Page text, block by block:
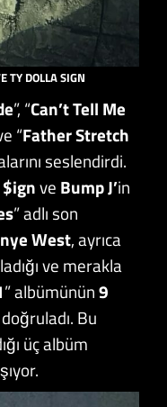
TY DOLLA SIGN
”, “Can’t Tell Me
“Father Stretch
seslendirdi.
$ignve Bump J’in
” adlı son
West, ayrıca
ve merakla
” albümünün9
Bu
üç albüm